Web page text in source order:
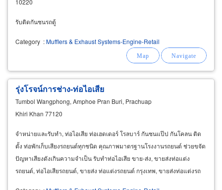
รับติดกันชนรถตู้
Category :Mufflers & Exhaust Systems-Engine-Retail
รุ่งโรจน์การช่าง-ท่อไอเสีย
Tumbol Wangphong, Amphoe Pran Buri, Prachuap
Khiri Khan 77120
จำหน่ายและรับทำ, ท่อไอเสีย ท่อเฮดเดอร์ โรลบาร์ กันชนแป๊ป กันโคลน ติด
ตั้ง ท่อพักเก็บเสียงรถยนต์ทุกชนิด คุณภาพมาตรฐานโรงงานรถยนต์ ช่วยขจัด
ปัญหาเสียงดังเกินความจำเป็น รับทำท่อไอเสีย ขาย-ส่ง, ขายส่งท่อแต่ง
รถยนต์, ท่อไอเสียรถยนต์, ขายส่ง ท่อแต่งรถยนต์ กรุงเทพ, ขายส่งท่อแต่งรถ